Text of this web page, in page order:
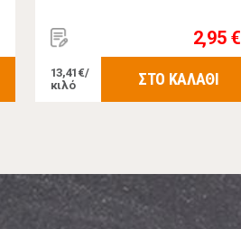
2,95 €
13,41€/
κιλό
ΣΤΟ ΚΑΛΑΘΙ